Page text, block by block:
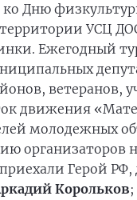
Дню
территории УСЦ
Ежегодный
ветеранов,
движения
молодежных
организаторов
Герой РФ,
Корольков